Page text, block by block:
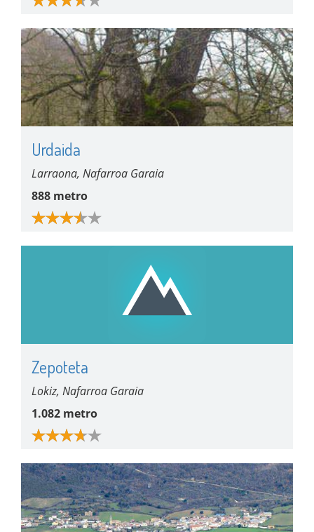
Urdaida
Larraona, Nafarroa Garaia
888 metro
Zepoteta
Lokiz, Nafarroa Garaia
1.082 metro